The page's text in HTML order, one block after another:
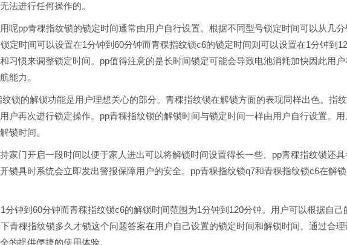
法进行任何操作的。
呢pp青稞指纹锁的锁定时间通常由用户自行设置。根据不同型号锁定时间可以从几分
定时间可以设置在1分钟到60分钟而青稞指纹锁c6的锁定时间则可以设置在1分钟到
习惯来调整锁定时间。pp值得注意的是长时间锁定可能会导致电池消耗加快因此用户
能力。
锁的解锁功能是用户理想关心的部分。青稞指纹锁在解锁方面的表现同样出色。指纹
户再次进行锁定操作。pp青稞指纹锁的解锁时间与锁定时间一样由用户自行设置。用
锁时间。
家门开启一段时间以便于家人进出可以将解锁时间设置得长一些。pp青稞指纹锁还具
锁具时系统会立即发出警报保障用户的安全。pp青稞指纹锁q7和青稞指纹锁c6在解
分钟到60分钟而青稞指纹锁c6的解锁时间范围为1分钟到120分钟。用户可以根据自己
青稞指纹锁多久才锁这个问题答案在用户自己设置的锁定时间和解锁时间。通过合理
的提供便捷的使用体验。